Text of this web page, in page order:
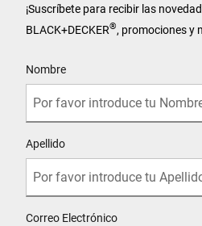
¡Suscríbete para recibir las
BLACK+DECKER®, promociones y
Nombre
Apellido
Correo Electrónico